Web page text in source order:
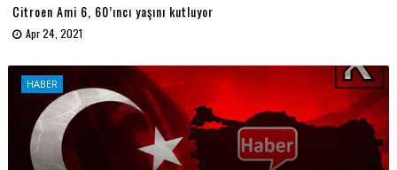
Citroen Ami 6, 60’ıncı yaşını kutluyor
Apr 24, 2021
HABER